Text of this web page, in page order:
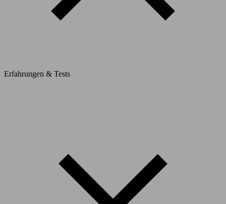
Erfahrungen & Tests